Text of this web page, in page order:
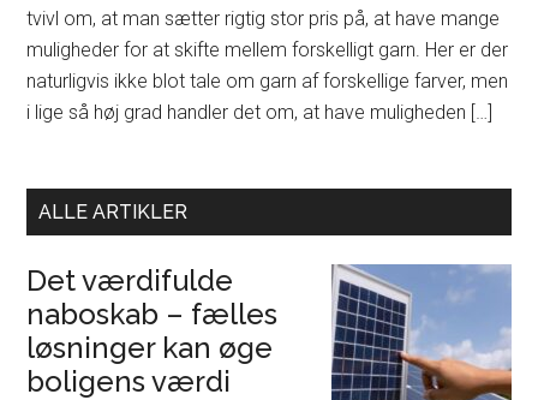
tvivl om, at man sætter rigtig stor pris på, at have mange
muligheder for at skifte mellem forskelligt garn. Her er der
naturligvis ikke blot tale om garn af forskellige farver, men
i lige så høj grad handler det om, at have muligheden […]
ALLE ARTIKLER
Det værdifulde
naboskab – fælles
løsninger kan øge
boligens værdi